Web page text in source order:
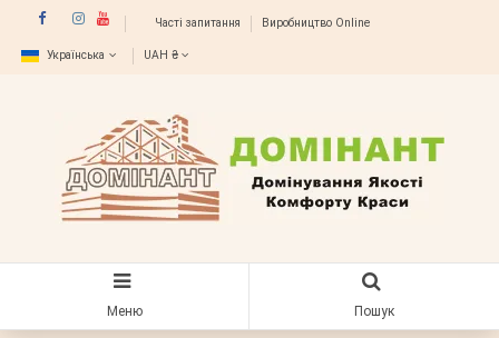
Часті запитання Виробництво Online
Українська UAH ₴
Меню Пошук